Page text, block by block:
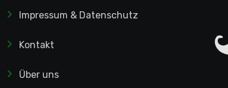
Impressum & Datenschutz
Kontakt
Über uns